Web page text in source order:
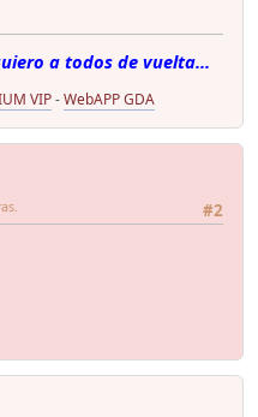
a todos de vuelta...
VIP-WebAPP GDA
#2